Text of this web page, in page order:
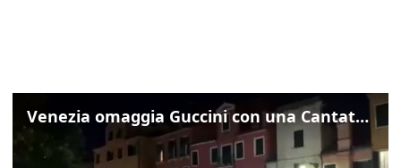
Venezia omaggia Guccini con una Cantata Anarchica in campo Santa Margherita